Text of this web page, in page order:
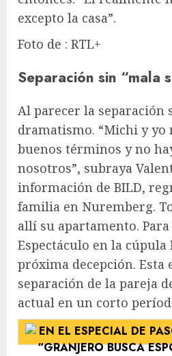
excepto la casa”.
Foto de : RTL+
Separación sin “mala
Al parecer la separación
dramatismo. “Michi y yo
buenos términos y no
nosotros”, subraya
información de BILD,
familia en Nuremberg.
allí su apartamento.
Espectáculo en la cúpula
próxima decepción. Esta
separación de la pareja
actual en un corto